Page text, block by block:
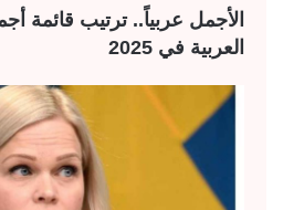
الأجمل عربياً.. ترتيب قائمة
العربية في 2025